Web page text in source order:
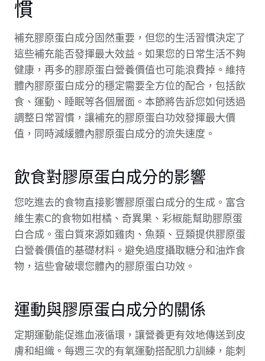
慣
補充膠原蛋白成分固然重要，但您的生活習慣決定了
這些補充能否發揮最大效益。如果您的日常生活不夠
健康，再多的膠原蛋白營養價值也可能浪費掉。維持
體內膠原蛋白成分的穩定需要全方位的配合，包括飲
食、運動、睡眠等各個層面。本節將告訴您如何透過
調整日常習慣，讓補充的膠原蛋白功效發揮最大價
值，同時減緩體內膠原蛋白成分的流失速度。
飲食對膠原蛋白成分的影響
您吃進去的食物直接影響膠原蛋白成分的生成。富含
維生素C的食物如柑橘、奇異果、彩椒能幫助膠原蛋
白合成。蛋白質來源如雞肉、魚類、豆類提供膠原蛋
白營養價值的基礎材料。避免過度攝取糖分和油炸食
物，這些會破壞您體內的膠原蛋白功效。
運動與膠原蛋白成分的關係
定期運動能促進血液循環，讓營養更有效地傳送到皮
膚和組織。每週三次的有氧運動搭配肌力訓練，能刺